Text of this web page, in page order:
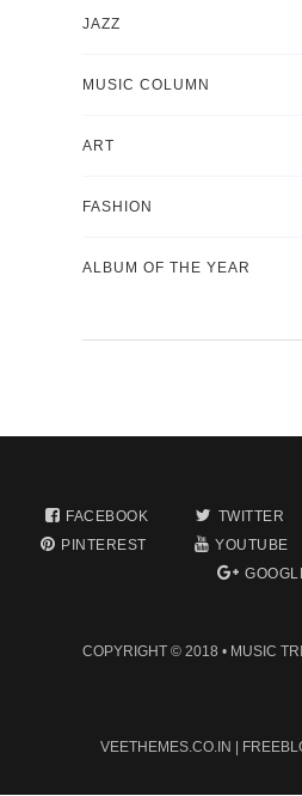
JAZZ
MUSIC COLUMN
ART
FASHION
ALBUM OF THE YEAR
FACEBOOK TWITTER
PINTEREST
YOUTUBE
COPYRIGHT © 2018 • MUSIC
VEETHEMES.CO.IN |